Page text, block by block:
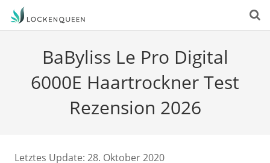
BaByliss Le Pro Digital
6000E Haartrockner Test
Rezension 2026
Letztes Update: 28. Oktober 2020